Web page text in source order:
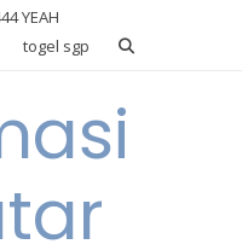
YEAH
togel sgp